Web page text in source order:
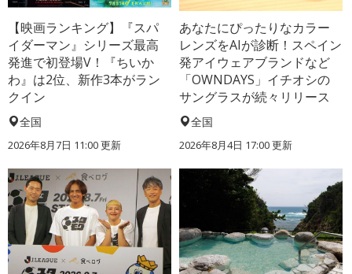
【映画ランキング】『スパ
イダーマン』シリーズ最高
発進で初登場V！『ちいか
わ』は2位、新作3本がラン
クイン
全国
2026年8月7日 11:00更新
あなたにぴったりなカラー
レンズをAIが診断！スペイン
発アイウェアブランドなど
「OWNDAYS」イチオシの
サングラスが続々リリース
全国
2026年8月4日 17:00更新